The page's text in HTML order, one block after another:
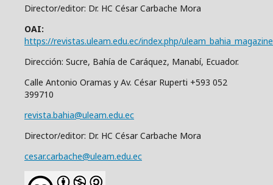
Director/editor: Dr. HC César Carbache Mora
OAI:
https://revistas.uleam.edu.ec/index.php/
Dirección: Sucre, Bahía de Caráquez, Manabí, Ecuador.
Calle Antonio Oramas y Av. César Ruperti +593 052
399710
revista.bahia@uleam.edu.ec
Director/editor: Dr. HC César Carbache Mora
cesar.carbache@uleam.edu.ec